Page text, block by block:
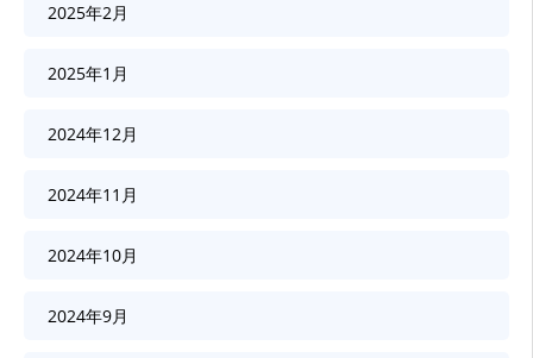
2025年2月
2025年1月
2024年12月
2024年11月
2024年10月
2024年9月